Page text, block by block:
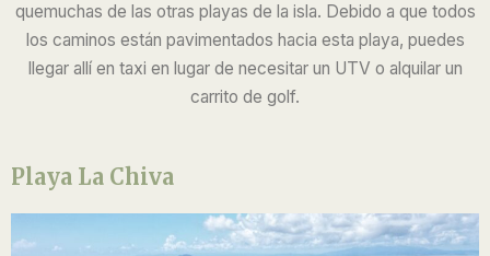
quemuchas de las otras playas de la isla. Debido a que todos
los caminos están pavimentados hacia esta playa, puedes
llegar allí en taxi en lugar de necesitar un UTV o alquilar un
carrito de golf.
Playa La Chiva